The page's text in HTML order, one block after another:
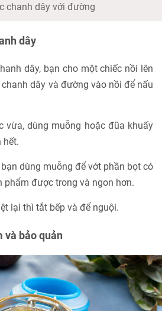
chanh dây với đường
dây
dây, bạn cho một chiếc nồi lên
dây và đường vào nồi để nấu
vừa, dùng muỗng hoặc đũa khuấy
hết.
dùng muỗng để vớt phần bọt có
phẩm được trong và ngon hơn.
lại thì tắt bếp và để nguội.
và bảo quản